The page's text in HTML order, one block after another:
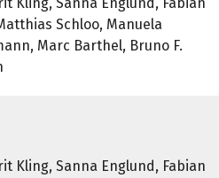
Schloo, Manuela
Marc Barthel, Bruno F.
Kling, Sanna Englund, Fabian